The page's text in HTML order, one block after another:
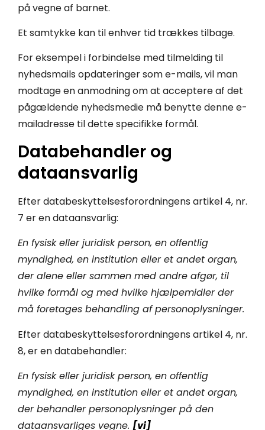
på vegne af barnet.
Et samtykke kan til enhver tid trækkes tilbage.
For eksempel i forbindelse med tilmelding til
nyhedsmails opdateringer som e-mails, vil man
modtage en anmodning om at acceptere af det
pågældende nyhedsmedie må benytte denne e-
mailadresse til dette specifikke formål.
Databehandler og
dataansvarlig
Efter databeskyttelsesforordningens artikel 4, nr.
7 er en dataansvarlig:
En fysisk eller juridisk person, en offentlig
myndighed, en institution eller et andet organ,
der alene eller sammen med andre afgør, til
hvilke formål og med hvilke hjælpemidlerder
må foretages behandling af personoplysninger.
Efter databeskyttelsesforordningens artikel 4, nr.
8, er en databehandler:
En fysisk eller juridisk person, en offentlig
myndighed, en institution eller et andet organ,
der behandler personoplysninger på den
dataansvarliges vegne. [vi]